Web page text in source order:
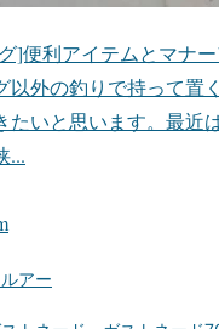
]便利アイテムとマナ
以外の釣りで持って置
たいと思います。最近
...
アー